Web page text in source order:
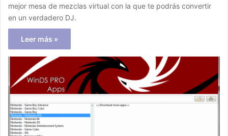
mejor mesa de mezclas virtual con la que te podrás convertir
en un verdadero DJ.
Leer más »